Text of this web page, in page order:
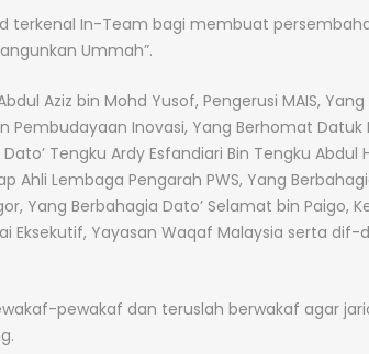
terkenal In-Team bagi membuat
Ummah”.
Aziz bin Mohd Yusof, Pengerusi MAIS,
Inovasi, Yang Berhomat Datuk
Tengku Ardy Esfandiari Bin Tengku Abdul
Ahli Lembaga Pengarah PWS, Yang
Yang Berbahagia Dato’ Selamat bin Paigo,
Eksekutif, Yayasan Waqaf Malaysia serta
pewakaf dan teruslah berwakaf agar